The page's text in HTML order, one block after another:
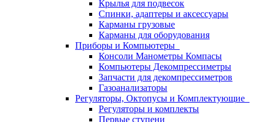
Крылья для подвесок
Спинки, адаптеры и аксессуары
Карманы грузовые
Карманы для оборудования
Приборы и Компьютеры
Консоли Манометры Компасы
Компьютеры Декомпрессиметры
Запчасти для декомпрессиметров
Газоанализаторы
Регуляторы, Октопусы и Комплектующие
Регуляторы и комплекты
Первые ступени